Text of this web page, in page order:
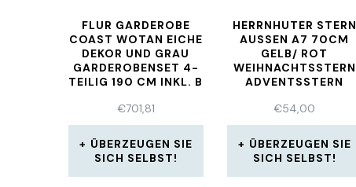
FLUR GARDEROBE
COAST WOTAN EICHE
DEKOR UND GRAU
GARDEROBENSET 4-
TEILIG 190 CM INKL. B
€701,81
ÜBERZEUGEN SIE
SICH SELBST!
HERRNHUTER STERN
AUSSEN A7 70CM
GELB/ ROT
WEIHNACHTSSTERN
ADVENTSSTERN
€54,00
ÜBERZEUGEN SIE
SICH SELBST!